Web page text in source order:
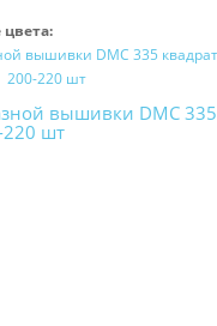
вышивки DMC 335
220 шт